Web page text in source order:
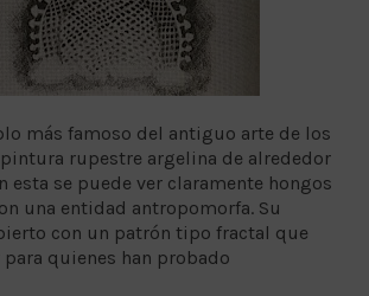
más famoso del antiguo arte de los
rupestre argelina de alrededor
esta se puede ver claramente hongos
una entidad antropomorfa. Su
con un patrón tipo fractal que
quienes han probado